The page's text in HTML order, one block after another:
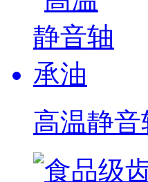
高温静音